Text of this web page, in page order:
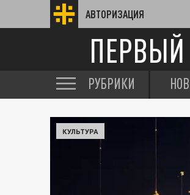
АВТОРИЗАЦИЯ
РУБРИКИ
КУЛЬТУРА